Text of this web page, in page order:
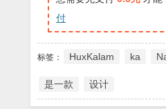
付
标签： HuxKalam ka
是一款 设计